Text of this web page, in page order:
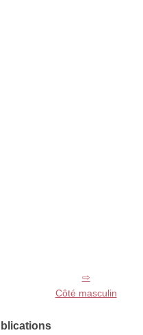
Côté masculin